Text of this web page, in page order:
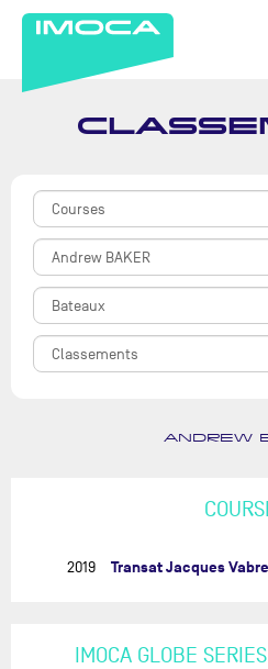
ANDREW
2019 Transat Jacques Vabre
IMOCA GLOBE